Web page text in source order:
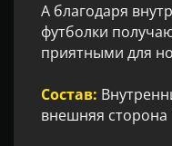
А благодаря
футболки
приятными для
Состав:
внешняя сторона